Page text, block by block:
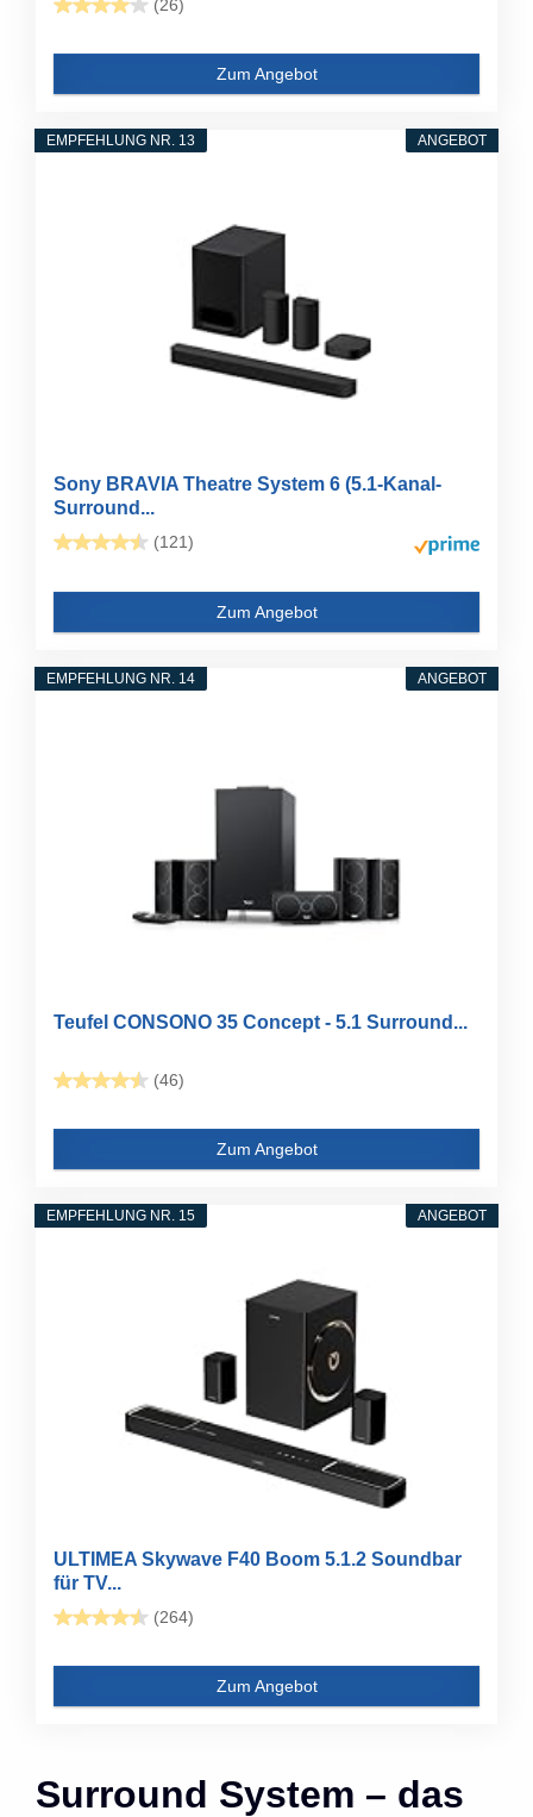
(26)
Zum Angebot
ANGEBOT
EMPFEHLUNG NR. 13
Sony BRAVIA Theatre System 6 (5.1-Kanal-
Surround...
(121)
Zum Angebot
ANGEBOT
EMPFEHLUNG NR. 14
Teufel CONSONO 35 Concept - 5.1 Surround...
(46)
Zum Angebot
ANGEBOT
EMPFEHLUNG NR. 15
ULTIMEA Skywave F40 Boom 5.1.2 Soundbar
für TV...
(264)
Zum Angebot
Surround System – das